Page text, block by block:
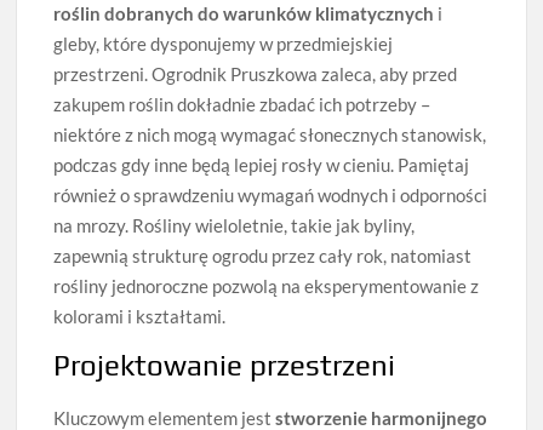
roślin dobranych do warunków klimatycznych i
gleby, które dysponujemy w przedmiejskiej
przestrzeni. Ogrodnik Pruszkowa zaleca, aby przed
zakupem roślin dokładnie zbadać ich potrzeby –
niektóre z nich mogą wymagać słonecznych stanowisk,
podczas gdy inne będą lepiej rosły w cieniu. Pamiętaj
również o sprawdzeniu wymagań wodnych i odporności
na mrozy. Rośliny wieloletnie, takie jak byliny,
zapewnią strukturę ogrodu przez cały rok, natomiast
rośliny jednoroczne pozwolą na eksperymentowanie z
kolorami i kształtami.
Projektowanie przestrzeni
Kluczowym elementem jeststworzenie harmonijnego